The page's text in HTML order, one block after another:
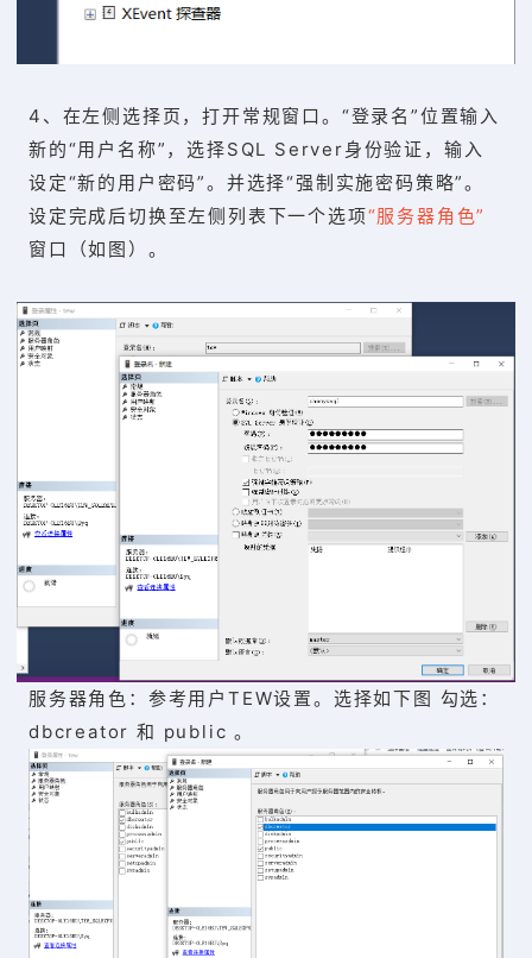
4、在左侧选择页，打开常规窗口。“登录名”位置输入
新的“用户名称”，选择SQL Server身份验证，输入
设定“新的用户密码”。并选择“强制实施密码策略”。
设定完成后切换至左侧列表下一个选项“服务器角色”
窗口（如图）。
服务器角色：参考用户TEW设置。选择如下图 勾选：
dbcreator 和 public 。